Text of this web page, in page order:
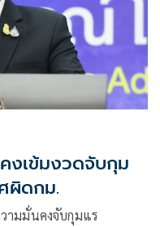
งเข้มงวดจับกุม
ผิดกม.
ามมั่นคงจับกุมแร